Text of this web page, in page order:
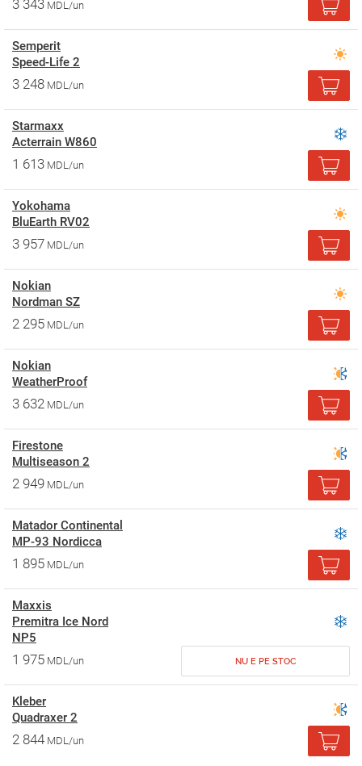
3 343 MDL/un
Semperit
Speed-Life 2
3 248 MDL/un
Starmaxx
Acterrain W860
1 613 MDL/un
Yokohama
BluEarth RV02
3 957 MDL/un
Nokian
Nordman SZ
2 295 MDL/un
Nokian
WeatherProof
3 632 MDL/un
Firestone
Multiseason 2
2 949 MDL/un
Matador Continental
MP-93 Nordicca
1 895 MDL/un
Maxxis
Premitra Ice Nord
NP5
1 975 MDL/un NU E PE STOC
Kleber
Quadraxer 2
2 844 MDL/un